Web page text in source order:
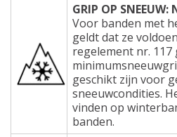
GRIP OP SNEEUW:
Voor banden met
geldt dat ze
regelement nr. 117
geschikt zijn voor
sneeuwcondities.
vinden op
banden.